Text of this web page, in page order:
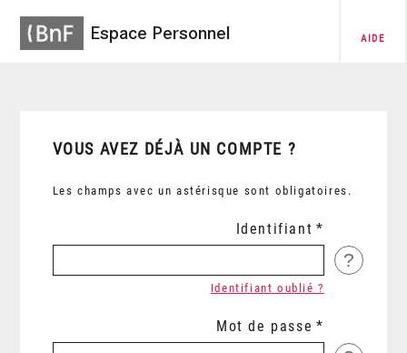
Espace Personnel AIDE
VOUS AVEZ DÉJÀ UN COMPTE ?
Les champs avec un astérisque sont obligatoires.
Identifiant
?
Identifiant oublié ?
Mot de passe